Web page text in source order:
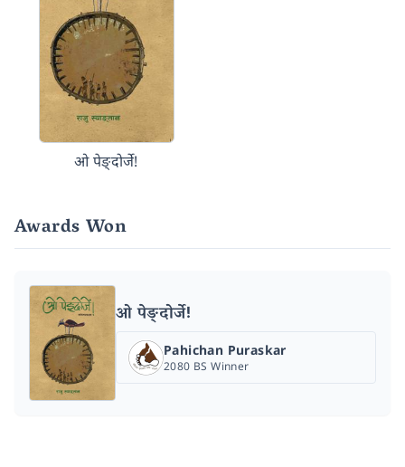
ओ पेङ्दोर्जे!
Awards Won
ओ पेङ्दोर्जे!
Pahichan Puraskar
2080 BS Winner